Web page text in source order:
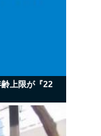
齢上限が『22